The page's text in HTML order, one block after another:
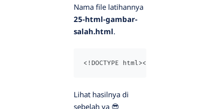
Nama file latihannya
25-html-gambar-
salah.html.
<!DOCTYPE html><html><head>
Lihat hasilnya di
sebelah ya 😎